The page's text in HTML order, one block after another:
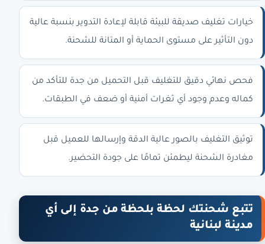
خيارات تغليف صديقة للبيئة قابلة لإعادة التدوير بنسبة عالية
دون التأثير على مستوى الحماية أو المتانة للشحنة.
فحص نهائي دقيق للتغليف قبل التحميل من جدة للتأكد من
كماله وعدم وجود أي ثغرات أمنية أو ضعف في الطبقات.
توثيق التغليف بالصور عالية الدقة وإرسالها للعميل قبل
مغادرة الشحنة ليطمئن تمامًا على جودة التحضير.
تتبع شحنتك لحظة بلحظة من جدة إلى أي
مدينة لبنانية